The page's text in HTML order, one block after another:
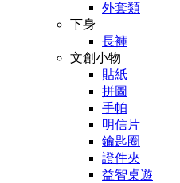
外套類
下身
長褲
文創小物
貼紙
拼圖
手帕
明信片
鑰匙圈
證件夾
益智桌遊